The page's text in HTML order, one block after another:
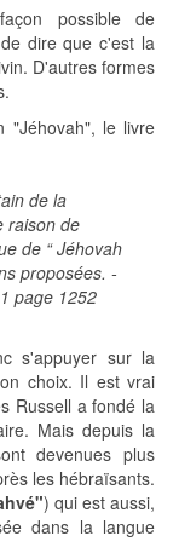
possible de
dire que c'est la
D'autres formes
"Jéhovah", le livre
de la
raison de
de “ Jéhovah
proposées. -
page 1252
s'appuyer sur la
choix. Il est vrai
Russell a fondé la
Mais depuis la
devenues plus
les hébraïsants.
) qui est aussi,
dans la langue